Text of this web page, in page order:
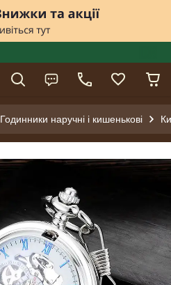
Годинники наручні і кишенькові